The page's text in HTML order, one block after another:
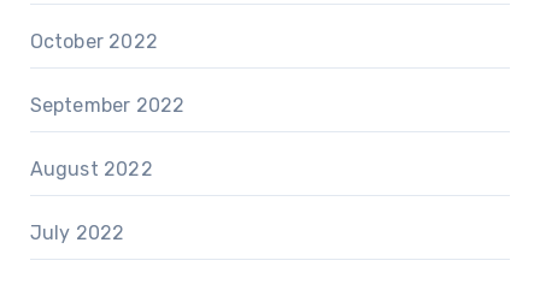
October 2022
September 2022
August 2022
July 2022